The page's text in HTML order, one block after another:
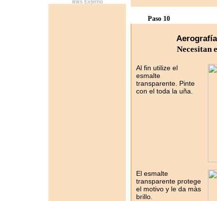
Paso 10
Necesitan
Al fin utilize el
esmalte
transparente. Pinte
con el toda la uña.
El esmalte
transparente protege
el motivo y le da màs
brillo.
links Externo